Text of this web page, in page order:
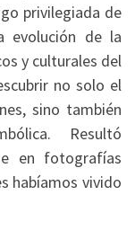
privilegiada de
evolución de la
y culturales del
no solo el
sino también
Resultó
en fotografías
habíamos vivido